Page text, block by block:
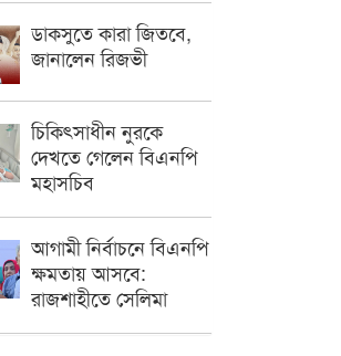
ডাকসুতে কারা জিতবে,
জানালেন রিজভী
চিকিৎসাধীন ‍নুরকে
দেখতে গেলেন বিএনপি
মহাসচিব
আগামী নির্বাচনে বিএনপি
ক্ষমতায় আসবে:
রাজশাহীতে সেলিমা